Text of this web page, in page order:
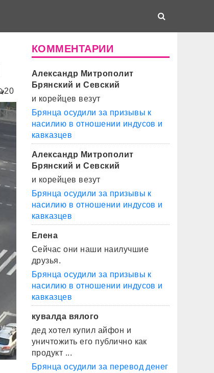
20
КОММЕНТАРИИ
Александр Митрополит
Брянский и Севский
и корейцев везут
Брянца осудили за призывы к
насилию в отношении индусов и
кавказцев
Александр Митрополит
Брянский и Севский
и корейцев везут
Брянца осудили за призывы к
насилию в отношении индусов и
кавказцев
Елена
Сейчас они наши наилучшие
друзья.
Брянца осудили за призывы к
насилию в отношении индусов и
кавказцев
кувалда вялого
дед хотел купил айфон и
уничтожить его публично как
продукт ...
Брянца осудили за перевод денег